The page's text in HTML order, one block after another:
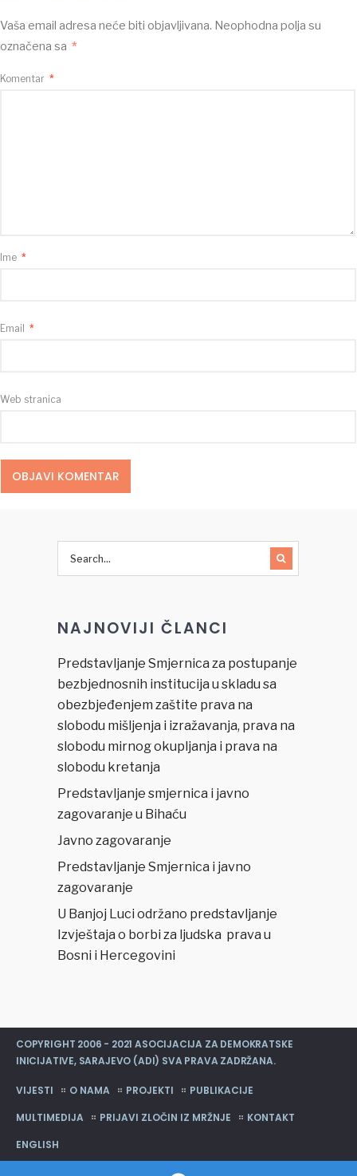
Vaša email adresa neće biti objavljivana. Neophodna polja su
označena sa *
Komentar *
Ime *
Email *
Web stranica
NAJNOVIJI ČLANCI
Predstavljanje Smjernica za postupanje
bezbjednosnih institucija u skladu sa
obezbjeđenjem zaštite prava na
slobodu mišljenja i izražavanja, prava na
slobodu mirnog okupljanja i prava na
slobodu kretanja
Predstavljanje smjernica i javno
zagovaranje u Bihaću
Javno zagovaranje
Predstavljanje Smjernica i javno
zagovaranje
U Banjoj Luci održano predstavljanje
Izvještaja o borbi za ljudska prava u
Bosni i Hercegovini
COPYRIGHT 2006 - 2021 ASOCIJACIJA ZA DEMOKRATSKE
INICIJATIVE, SARAJEVO (ADI) SVA PRAVA ZADRŽANA.
VIJESTI O NAMA PROJEKTI
PUBLIKACIJE
MULTIMEDIJA
PRIJAVI ZLOČIN IZ MRŽNJE
KONTAKT
ENGLISH